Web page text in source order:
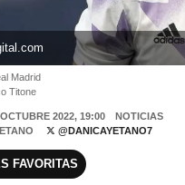
Madrid
Titone
2022, 19:00
NOTICIAS
@DANICAYETANO7
FAVORITAS